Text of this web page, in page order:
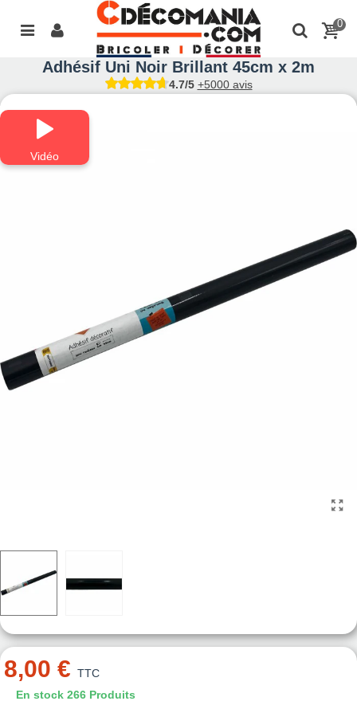
0
Adhésif Uni Noir Brillant 45cm x 2m
4.7/5 +5000 avis
Vidéo
8,00 € TTC
En stock 266 Produits